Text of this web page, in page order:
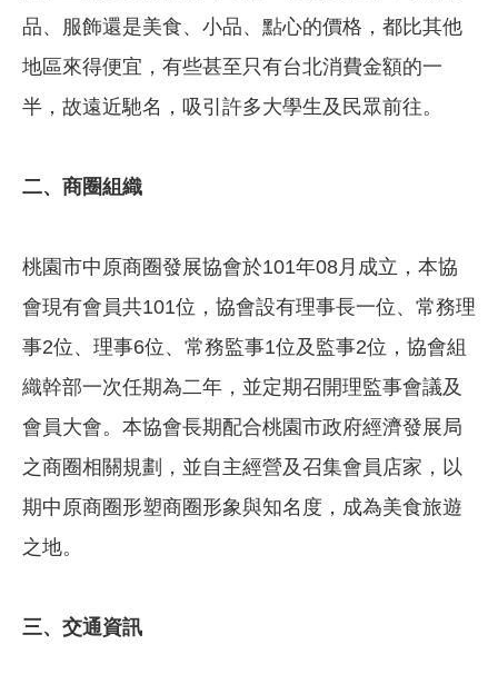
品、服飾還是美食、小品、點心的價格，都比其他
地區來得便宜，有些甚至只有台北消費金額的一
半，故遠近馳名，吸引許多大學生及民眾前往。
二、商圈組織
桃園市中原商圈發展協會於101年08月成立，本協
會現有會員共101位，協會設有理事長一位、常務理
事2位、理事6位、常務監事1位及監事2位，協會組
織幹部一次任期為二年，並定期召開理監事會議及
會員大會。本協會長期配合桃園市政府經濟發展局
之商圈相關規劃，並自主經營及召集會員店家，以
期中原商圈形塑商圈形象與知名度，成為美食旅遊
之地。
三、 交通資訊